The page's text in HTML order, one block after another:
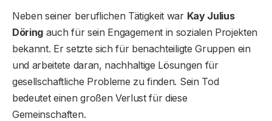
Neben seiner beruflichen Tätigkeit war Kay Julius
Döring auch für sein Engagement in sozialen Projekten
bekannt. Er setzte sich für benachteiligte Gruppen ein
und arbeitete daran, nachhaltige Lösungen für
gesellschaftliche Probleme zu finden. Sein Tod
bedeutet einen großen Verlust für diese
Gemeinschaften.